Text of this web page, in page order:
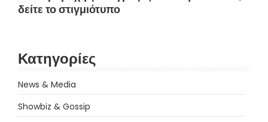
δείτε το στιγμιότυπο
Κατηγορίες
News & Media
Showbiz & Gossip